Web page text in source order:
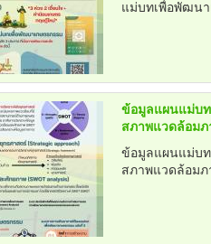
แม่บทเพื่อพัฒนา
ข้อมูลแผนแม่บท
สภาพแวดล้อมภ
ข้อมูลแผนแม่บท
สภาพแวดล้อมภ